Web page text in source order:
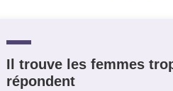
Il trouve les femmes
répondent
JE
ME